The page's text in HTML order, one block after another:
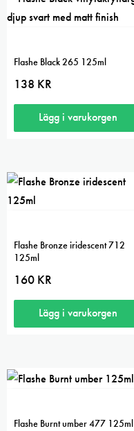
Flashe Black 265 125ml
138 KR
Lägg i varukorgen
Flashe Bronze iridescent 712
125ml
160 KR
Lägg i varukorgen
Flashe Burnt umber 477 125ml